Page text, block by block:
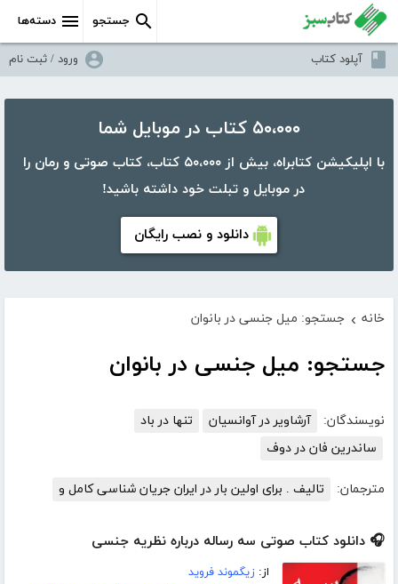
دسته‌ها جستجو
آپلود کتاب ورود / ثبت نام
۵۰،۰۰۰ کتاب در موبایل شما
با اپلیکیشن کتابراه، بیش از ۵۰،۰۰۰ کتاب، کتاب صوتی و رمان را
در موبایل و تبلت خود داشته باشید!
دانلود و نصب رایگان
خانه › جستجو: میل جنسی در بانوان
جستجو: میل جنسی در بانوان
نویسندگان: آرشاویر در آوانسیان
تنها در باد
ساندرین فان در دوف
مترجمان: تالیف . برای اولین بار در ایران جریان شناسی کامل و
🎧 دانلود کتاب صوتی سه رساله درباره نظریه جنسی
از:زیگموند فروید